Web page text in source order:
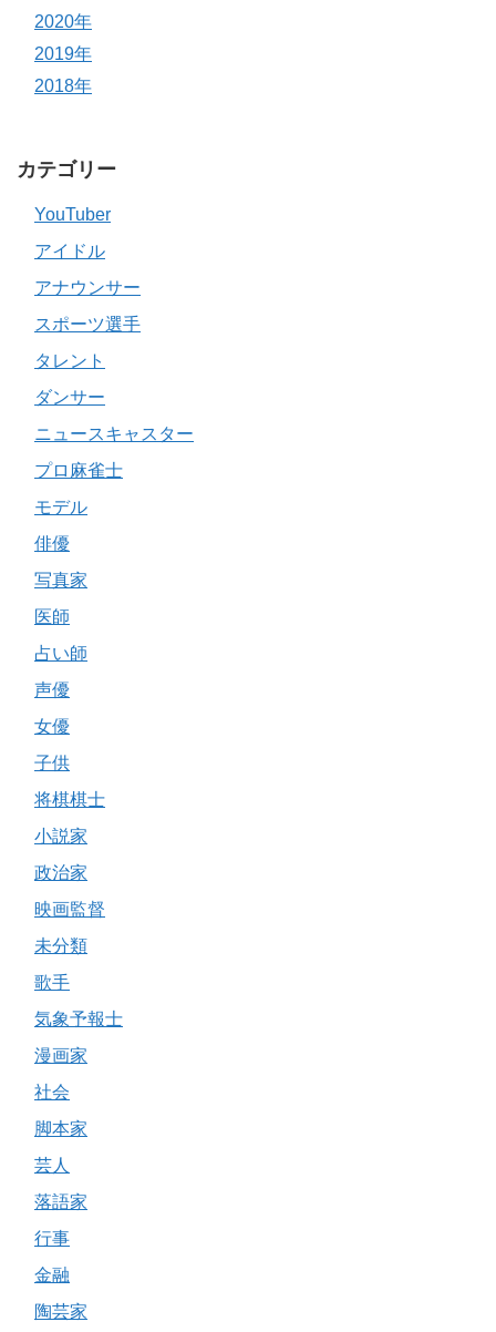
2020年
2019年
2018年
カテゴリー
YouTuber
アイドル
アナウンサー
スポーツ選手
タレント
ダンサー
ニュースキャスター
プロ麻雀士
モデル
俳優
写真家
医師
占い師
声優
女優
子供
将棋棋士
小説家
政治家
映画監督
未分類
歌手
気象予報士
漫画家
社会
脚本家
芸人
落語家
行事
金融
陶芸家